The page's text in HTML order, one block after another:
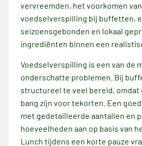
vervreemden, het voorkomen van
voedselverspilling bij buffetten,
seizoensgebonden en lokaal
ingrediënten binnen een
Voedselverspilling is een van de
onderschatte problemen. Bij
structureel te veel bereid, omdat
bang zijn voor tekorten. Een
met gedetailleerde aantallen en
hoeveelheden aan op basis van
Lunch tijdens een korte pauze